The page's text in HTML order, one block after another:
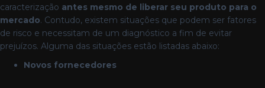
caracterização antes mesmo de liberar seu produto para o
mercado. Contudo, existem situações que podem ser fatores
de risco e necessitam de um diagnóstico a fim de evitar
prejuízos. Alguma das situações estão listadas abaixo:
Novos fornecedores